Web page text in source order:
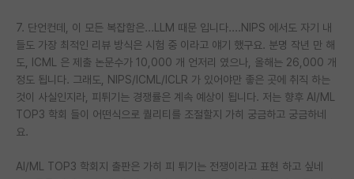
7. 단언컨데, 이 모든 복잡함은...LLM 때문 입니다....NIPS 에서도 자기 내
들도 가장 최적인 리뷰 방식은 시험 중 이라고 얘기 했구요. 분명 작년 만 해
도, ICML 은 제출 논문수가 10,000 개 언저리 였으나, 올해는 26,000 개
정도 됩니다. 그래도, NIPS/ICML/ICLR 가 있어야만 좋은 곳에 취직 하는
것이 사실인지라, 피튀기는 경쟁률은 계속 예상이 됩니다. 저는 향후 AI/ML
TOP3 학회 들이 어떤식으로 퀄리티를 조절할지 가히 궁금하고 궁금하네
요.
AI/ML TOP3 학회지 출판은 가히 피 튀기는 전쟁이라고 표현 하고 싶네